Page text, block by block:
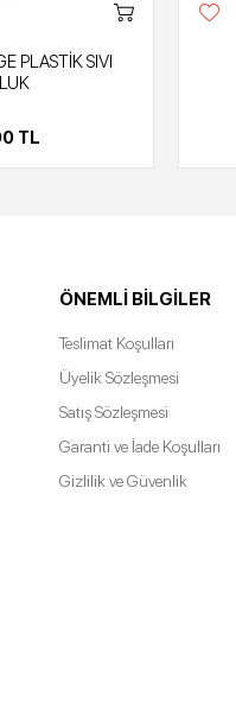
PLASTİK SIVI
TL
ÖNEMLI BILGILER
Teslimat Koşulları
Üyelik Sözleşmesi
Satış Sözleşmesi
Garanti ve İade Koşulları
Gizlilik ve Güvenlik